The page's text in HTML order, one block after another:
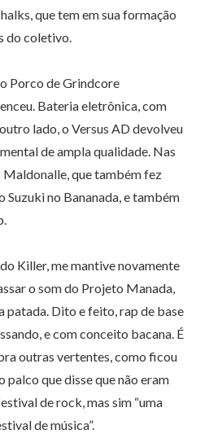
que tem em sua formação
do coletivo.
Porco de Grindcore
Bateria eletrônica, com
lado, o Versus AD devolveu
de ampla qualidade. Nas
que também fez
Suzuki no Bananada, e também
Killer, me mantive novamente
o som do Projeto Manada,
patada. Dito e feito, rap de base
e com conceito bacana. É
outras vertentes, como ficou
palco que disse que não eram
de rock, mas sim “uma
de música”.